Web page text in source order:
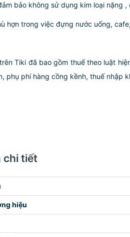
bảo không sử dụng kim loại nặng ,
hợn trong việc đựng nước uống,
Tiki đã bao gồm thuế theo luật
phụ phí hàng cồng kềnh, thuế nhập
chi tiết
hiệu